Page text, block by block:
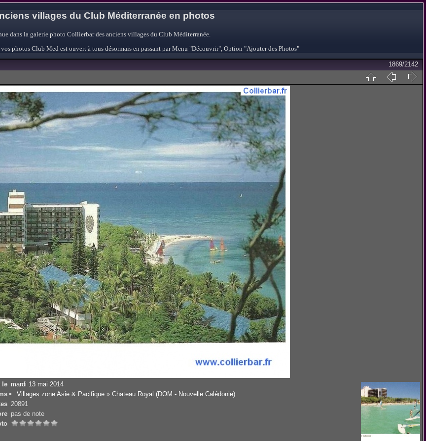
villages du Club Méditerranée en photos
dans la galerie photo Collierbar des anciens villages du Club Méditerranée.
photos Club Med est ouvert à tous désormais en passant par Menu "Découvrir", Option "Ajouter des Photos"
1869/2142
le mardi 13 mai 2014
Villages zone Asie & Pacifique »Chateau Royal (DOM - Nouvelle Calédonie)
20891
pas de note